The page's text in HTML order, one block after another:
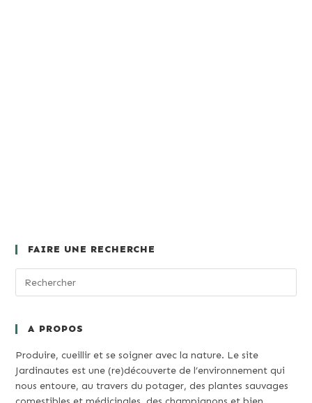
FAIRE UNE RECHERCHE
A PROPOS
Produire, cueillir et se soigner avec la nature. Le site
Jardinautes est une (re)découverte de l’environnement qui
nous entoure, au travers du potager, des plantes sauvages